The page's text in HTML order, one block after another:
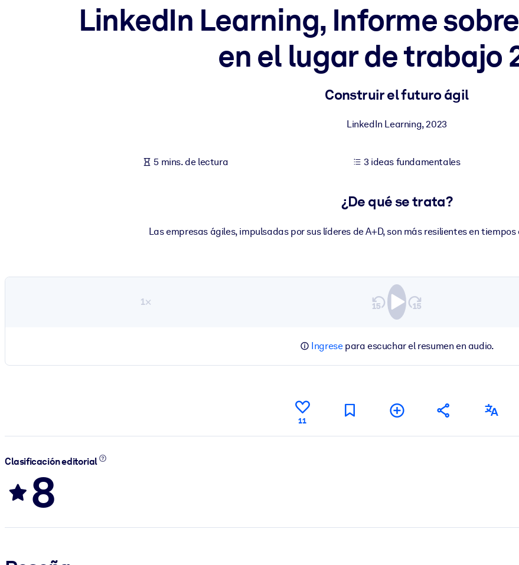
Para LMS/LXP
Integre conocimientos verificados y breves en su LMS/LXP para obtener mejores resultados de aprendizaje.
Alimente sus sistemas de IA con conocimientos fiables y estructurados para mejorar los resultados.
LinkedIn Learning, Informe
en el lugar de trabajo
Construir el futuro ágil
LinkedIn Learning,2023
5 mins. de lectura 3 ideas fundamentales
¿De qué se trata?
Las empresas ágiles, impulsadas por sus líderes de A+D, son más resilientes en
1×
Ingresepara escuchar el resumen en audio.
11
Clasificación editorial
8